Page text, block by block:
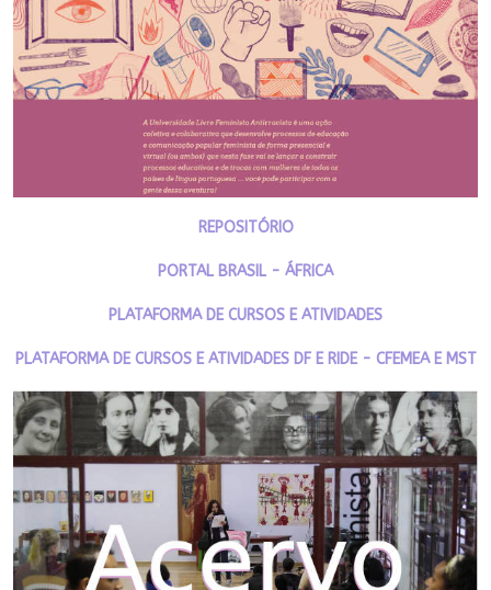
REPOSITÓRIO
PORTAL BRASIL - ÁFRICA
PLATAFORMA DE CURSOS E ATIVIDADES
PLATAFORMA DE CURSOS E ATIVIDADES DF E RIDE - CFEMEA E MST